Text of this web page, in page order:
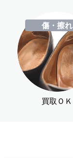
傷・擦れ
買取ＯＫ